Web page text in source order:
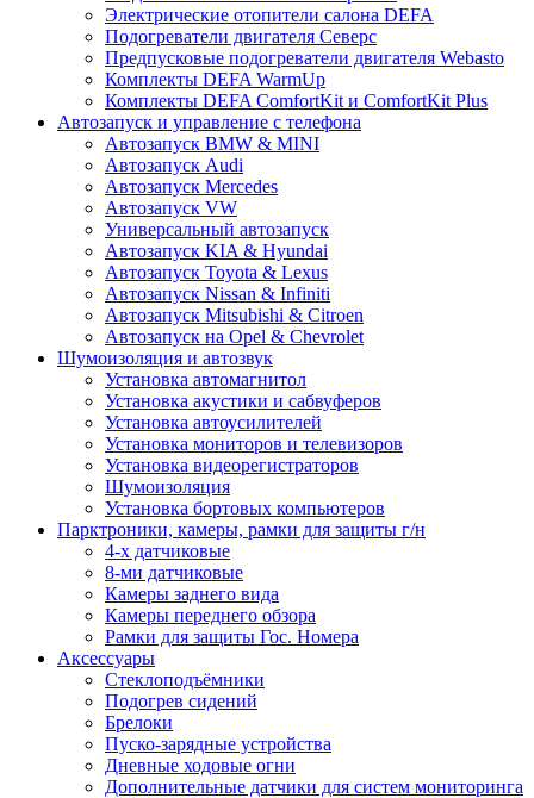
Электрические отопители салона DEFA
Подогреватели двигателя Северс
Предпусковые подогреватели двигателя Webasto
Комплекты DEFA WarmUp
Комплекты DEFA ComfortKit и ComfortKit Plus
Автозапуск и управление с телефона
Автозапуск BMW & MINI
Автозапуск Audi
Автозапуск Mercedes
Автозапуск VW
Универсальный автозапуск
Автозапуск KIA & Hyundai
Автозапуск Toyota & Lexus
Автозапуск Nissan & Infiniti
Автозапуск Mitsubishi & Citroen
Автозапуск на Opel & Chevrolet
Шумоизоляция и автозвук
Установка автомагнитол
Установка акустики и сабвуферов
Установка автоусилителей
Установка мониторов и телевизоров
Установка видеорегистраторов
Шумоизоляция
Установка бортовых компьютеров
Парктроники, камеры, рамки для защиты г/н
4-х датчиковые
8-ми датчиковые
Камеры заднего вида
Камеры переднего обзора
Рамки для защиты Гос. Номера
Аксессуары
Стеклоподъёмники
Подогрев сидений
Брелоки
Пуско-зарядные устройства
Дневные ходовые огни
Дополнительные датчики для систем мониторинга